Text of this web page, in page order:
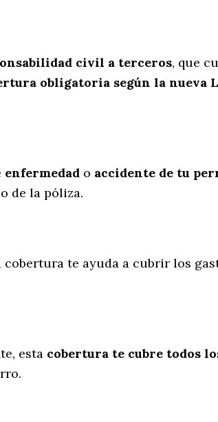
civil a terceros, que
obligatoria según la nueva
enfermedad o accidente de tu
de la póliza.
te ayuda a cubrir los
esta cobertura te cubre todos